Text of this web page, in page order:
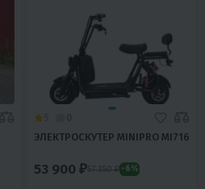
ЭЛЕКТРОСКУТЕР MINIPRO MI716
53 900 ₽57 350 ₽ -6%